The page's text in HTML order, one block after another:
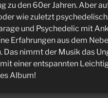
zu den 60er Jahren. Aber
wie zuletzt
und Psychedelic mit
Erfahrungen aus dem
Das nimmt der Musik das
einer entspannten
Album!